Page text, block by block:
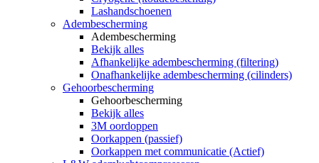
Lashandschoenen
Adembescherming
Adembescherming
Bekijk alles
Afhankelijke adembescherming (filtering)
Onafhankelijke adembescherming (cilinders)
Gehoorbescherming
Gehoorbescherming
Bekijk alles
3M oordoppen
Oorkappen (passief)
Oorkappen met communicatie (Actief)